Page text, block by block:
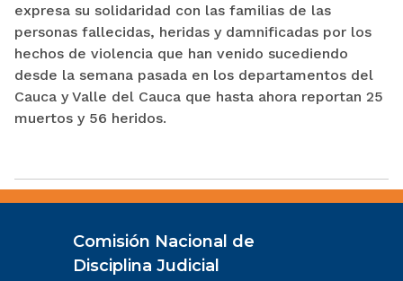
expresa su solidaridad con las familias de las
personas fallecidas, heridas y damnificadas por los
hechos de violencia que han venido sucediendo
desde la semana pasada en los departamentos del
Cauca y Valle del Cauca que hasta ahora reportan 25
muertos y 56 heridos.
Comisión Nacional de
Disciplina Judicial